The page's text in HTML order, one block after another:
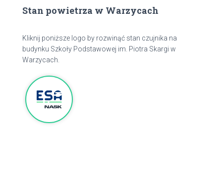
Stan powietrza w Warzycach
Kliknij poniższe logo by rozwinąć stan czujnika na
budynku Szkoły Podstawowej im. Piotra Skargi w
Warzycach.